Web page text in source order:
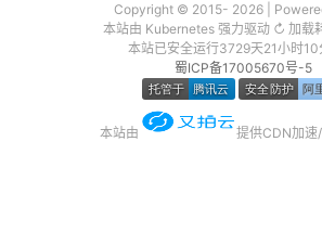
Copyright © 2015- 2026 |
本站由 Kubernetes 强力驱动 ↻ 加载
本站已安全运行3729天21小时10
蜀ICP备17005670号-5
本站由 提供CDN加速